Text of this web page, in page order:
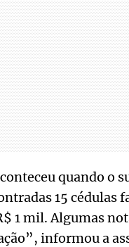
quando o
15 cédulas
1 mil. Algumas
informou a